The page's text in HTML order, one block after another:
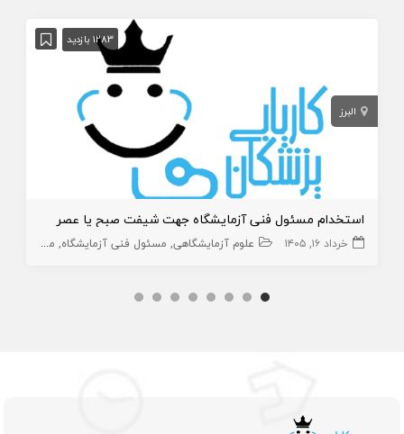
1283 بازدید
البرز
استخدام مسئول فنی آزمایشگاه جهت شیفت صبح یا عصر
خرداد ۱۶, ۱۴۰۵ علوم آزمایشگاهی مسئول فنی آزمایشگاه متخصص پاتولوژی